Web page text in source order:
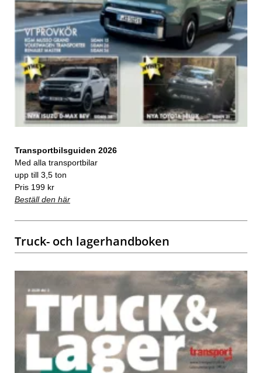
Transportbilsguiden 2026
Med alla transportbilar
upp till 3,5 ton
Pris 199 kr
Beställ den här
Truck- och lagerhandboken